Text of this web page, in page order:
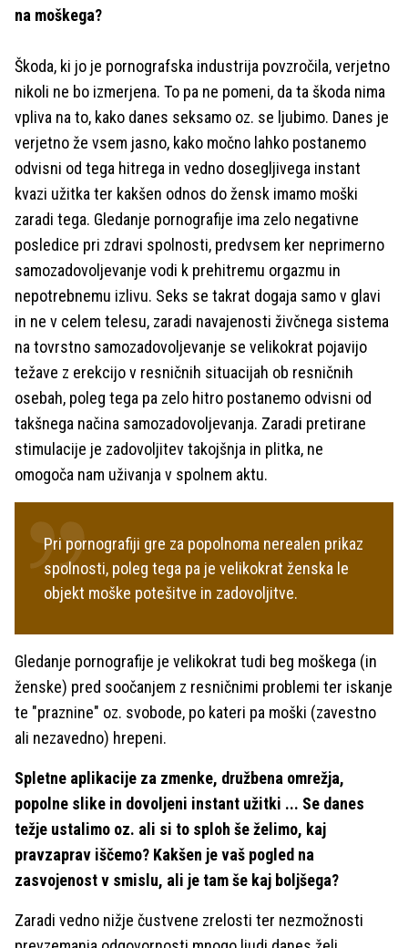
na moškega?
Škoda, ki jo je pornografska industrija povzročila, verjetno
nikoli ne bo izmerjena. To pa ne pomeni, da ta škoda nima
vpliva na to, kako danes seksamo oz. se ljubimo. Danes je
verjetno že vsem jasno, kako močno lahko postanemo
odvisni od tega hitrega in vedno dosegljivega instant
kvazi užitka ter kakšen odnos do žensk imamo moški
zaradi tega. Gledanje pornografije ima zelo negativne
posledice pri zdravi spolnosti, predvsem ker neprimerno
samozadovoljevanje vodi k prehitremu orgazmu in
nepotrebnemu izlivu. Seks se takrat dogaja samo v glavi
in ne v celem telesu, zaradi navajenosti živčnega sistema
na tovrstno samozadovoljevanje se velikokrat pojavijo
težave z erekcijo v resničnih situacijah ob resničnih
osebah, poleg tega pa zelo hitro postanemo odvisni od
takšnega načina samozadovoljevanja. Zaradi pretirane
stimulacije je zadovoljitev takojšnja in plitka, ne
omogoča nam uživanja v spolnem aktu.
Pri pornografiji gre za popolnoma nerealen prikaz
spolnosti, poleg tega pa je velikokrat ženska le
objekt moške potešitve in zadovoljitve.
Gledanje pornografije je velikokrat tudi beg moškega (in
ženske) pred soočanjem z resničnimi problemi ter iskanje
te "praznine" oz. svobode, po kateri pa moški (zavestno
ali nezavedno) hrepeni.
Spletne aplikacije za zmenke, družbena omrežja,
popolne slike in dovoljeni instant užitki ... Se danes
težje ustalimo oz. ali si to sploh še želimo, kaj
pravzaprav iščemo? Kakšen je vaš pogled na
zasvojenost v smislu, ali je tam še kaj boljšega?
Zaradi vedno nižje čustvene zrelosti ter nezmožnosti